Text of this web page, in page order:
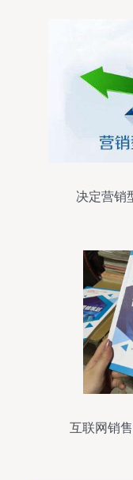
决定营销
互联网销